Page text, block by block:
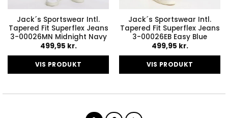
Jack´s Sportswear Intl.
Tapered Fit Superflex Jeans
3-00026MN Midnight Navy
499,95 kr.
VIS PRODUKT
Jack´s Sportswear Intl.
Tapered Fit Superflex Jeans
3-00026EB Easy Blue
499,95 kr.
VIS PRODUKT